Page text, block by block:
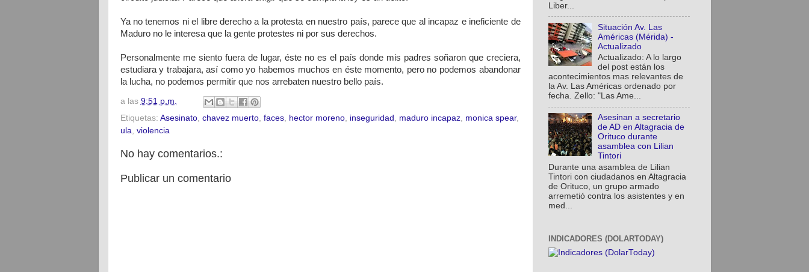
Ya no tenemos ni el libre derecho a la protesta en nuestro país, parece que al incapaz e ineficiente de
Maduro no le interesa que la gente protestes ni por sus derechos.
Personalmente me siento fuera de lugar, éste no es el país donde mis padres soñaron que creciera,
estudiara y trabajara, así como yo habemos muchos en éste momento, pero no podemos abandonar
la lucha, no podemos permitir que nos arrebaten nuestro bello país.
a las 9:51 p.m.
Etiquetas: Asesinato, chavez muerto, faces, hector moreno, inseguridad maduro incapaz, monica spear,
ula violencia
No hay comentarios.:
Publicar un comentario
Liber...
Situación Av. Las
Américas (Mérida) -
Actualizado
Actualizado: A lo largo
del post están los
acontecimientos mas relevantes de
la Av. Las Américas ordenado por
fecha. Zello: "Las Ame...
Asesinan a secretario
de AD en Altagracia de
Orituco durante
asamblea con Lilian
Tintori
Durante una asamblea de Lilian
Tintori con ciudadanos en Altagracia
de Orituco, un grupo armado
arremetió contra los asistentes y en
med...
INDICADORES (DOLARTODAY)